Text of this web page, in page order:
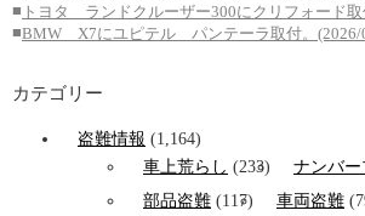
■ トヨタ ランドクルーザー300にクリフォード
■BMW X7にユピテル パンテーラ取付。(2026/
カテゴリー
盗難情報 (1,164)
車上荒らし (233) ナンバ
部品盗難 (117) 車両盗難